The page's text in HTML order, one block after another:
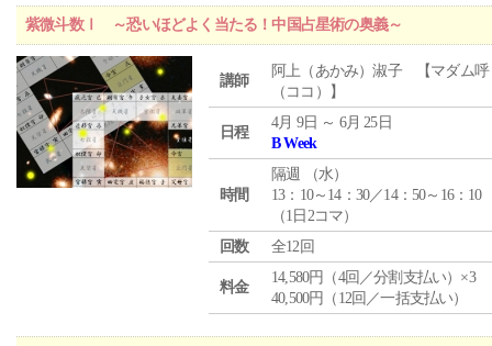
紫微斗数Ⅰ ～恐いほどよく当たる！中国占星術の奥義～
講師
阿上（あかみ）淑子 【マダム呼
（ココ）】
日程
4月 9日 ～ 6月 25日
B Week
時間
隔週 （水）
13：10～14：30／14：50～16：10
（1日2コマ）
回数
全12回
料金
14,580円（4回／分割支払い）×3
40,500円（12回／一括支払い）